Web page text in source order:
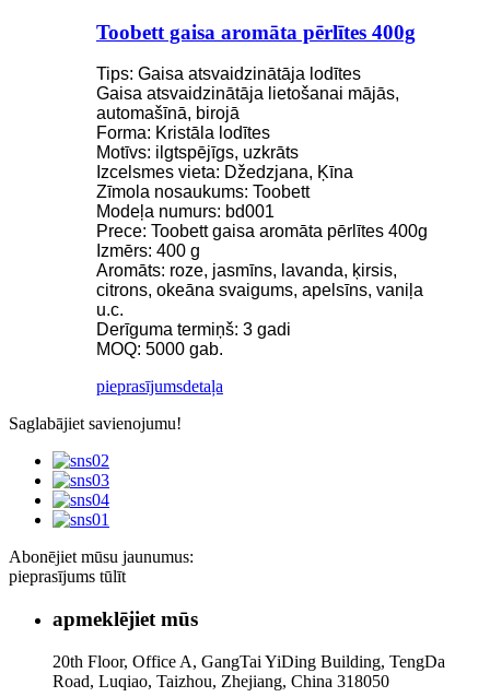
Toobett gaisa aromāta pērlītes 400g
Tips: Gaisa atsvaidzinātāja lodītes
Gaisa atsvaidzinātāja lietošanai mājās,
automašīnā, birojā
Forma: Kristāla lodītes
Motīvs: ilgtspējīgs, uzkrāts
Izcelsmes vieta: Džedzjana, Ķīna
Zīmola nosaukums: Toobett
Modeļa numurs: bd001
Prece: Toobett gaisa aromāta pērlītes 400g
Izmērs: 400 g
Aromāts: roze, jasmīns, lavanda, ķirsis,
citrons, okeāna svaigums, apelsīns, vaniļa
u.c.
Derīguma termiņš: 3 gadi
MOQ: 5000 gab.
pieprasījumsdetaļa
Saglabājiet savienojumu!
Abonējiet mūsu jaunumus:
pieprasījums tūlīt
apmeklējiet mūs
20th Floor, Office A, GangTai YiDing Building, TengDa
Road, Luqiao, Taizhou, Zhejiang, China 318050